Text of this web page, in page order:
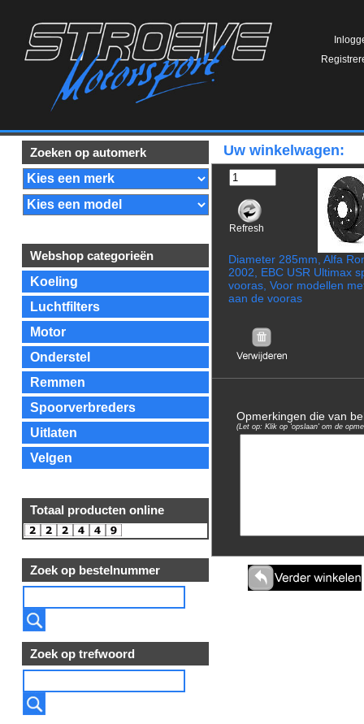
Zoeken op automerk
Webshop categorieën
Koeling
Luchtfilters
Motor
Onderstel
Remmen
Spoorverbreders
Uitlaten
Velgen
Totaal producten online
Zoek op bestelnummer
Zoek op trefwoord
Uw winkelwagen:
Refresh
Diameter 285mm, Alfa
2002, EBC USR Ultimax
vooras, Voor modellen
aan de vooras
Opmerkingen die van
(Let op: Klik op 'opslaan' om de